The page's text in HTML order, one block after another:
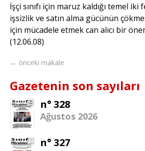
İşçi sınıfı için maruz kaldığı temel iki
işsizlik ve satın alma gücünün
için mücadele etmek can alıcı bir
(12.06.08)
← önceki makale
Gazetenin son sayıları
n° 328
Ağustos 2026
n° 327